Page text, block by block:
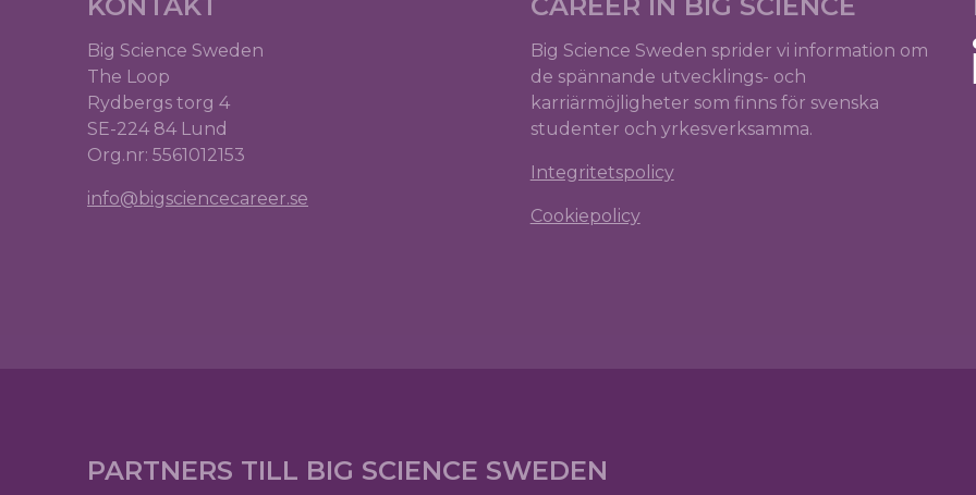
KONTAKT
Big Science Sweden
The Loop
Rydbergs torg 4
SE-224 84 Lund
Org.nr: 5561012153
info@bigsciencecareer.se
CAREER IN BIG SCIENCE
Big Science Sweden sprider vi information om
de spännande utvecklings- och
karriärmöjligheter som finns för svenska
studenter och yrkesverksamma.
Integritetspolicy
Cookiepolicy
PARTNERS TILL BIG SCIENCE SWEDEN